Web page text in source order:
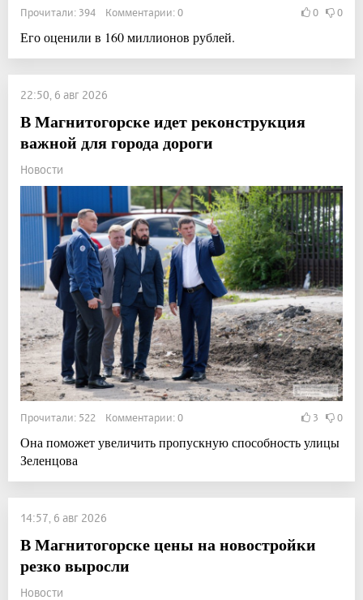
Прочитали: 394 Комментарии: 0 0 0
Его оценили в 160 миллионов рублей.
22:50, 6 авг 2026
В Магнитогорске идет реконструкция
важной для города дороги
Новости
Прочитали: 522 Комментарии: 0 3 0
Она поможет увеличить пропускную способность улицы
Зеленцова
14:57, 6 авг 2026
В Магнитогорске цены на новостройки
резко выросли
Новости